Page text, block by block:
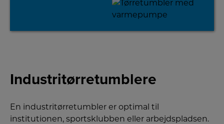
Industritørretumblere
En industritørretumbler er optimal til
institutionen, sportsklubben eller arbejdspladsen.